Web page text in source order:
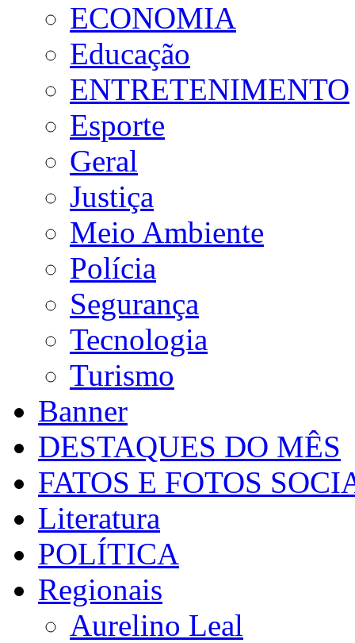
ECONOMIA
Educação
ENTRETENIMENTO
Esporte
Geral
Justiça
Meio Ambiente
Polícia
Segurança
Tecnologia
Turismo
Banner
DESTAQUES DO MÊS
FATOS E FOTOS
Literatura
POLÍTICA
Regionais
Aurelino Leal